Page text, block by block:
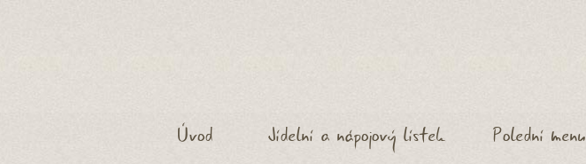
Úvod Jídelní a nápojový lístek Polední menu